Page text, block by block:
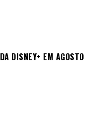
DISNEY+ EM AGOSTO